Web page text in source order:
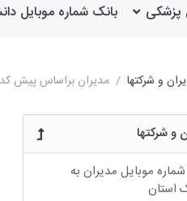
پزشکی بانک شماره موبایل
و شرکتها مدیران براساس پیش کد
و شرکتها
موبایل مدیران به
استان